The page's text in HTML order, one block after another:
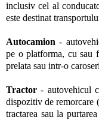
inclusiv cel al
este destinat
Autocamion -
pe o platforma, cu sau
prelata sau intr-o
Tractor - autovehicul
dispozitiv de remorcare
tractarea sau la